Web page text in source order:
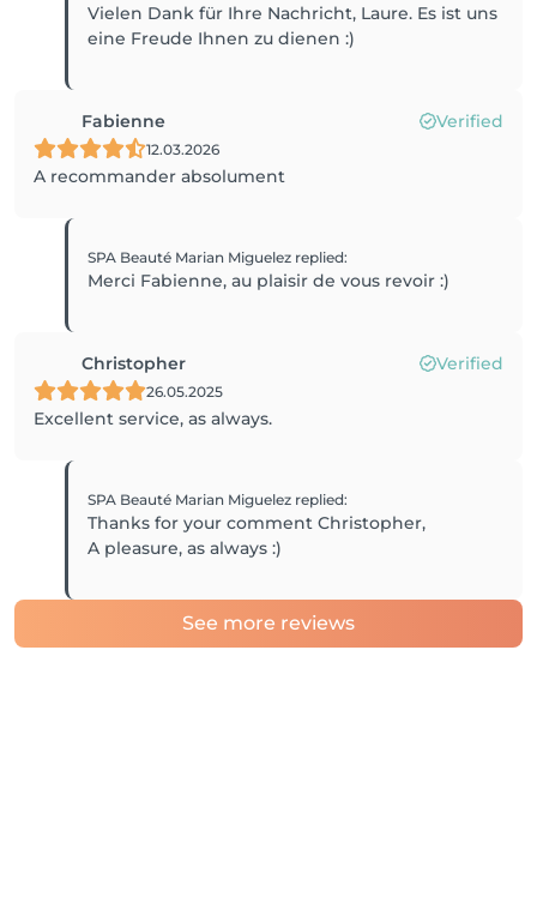
Vielen Dank für Ihre Nachricht, Laure. Es ist uns
eine Freude Ihnen zu dienen :)
Fabienne Verified
12.03.2026
A recommander absolument
SPA Beauté Marian Miguelez replied:
Merci Fabienne, au plaisir de vous revoir :)
Christopher Verified
26.05.2025
Excellent service, as always.
SPA Beauté Marian Miguelez replied:
Thanks for your comment Christopher,
A pleasure, as always :)
See more reviews